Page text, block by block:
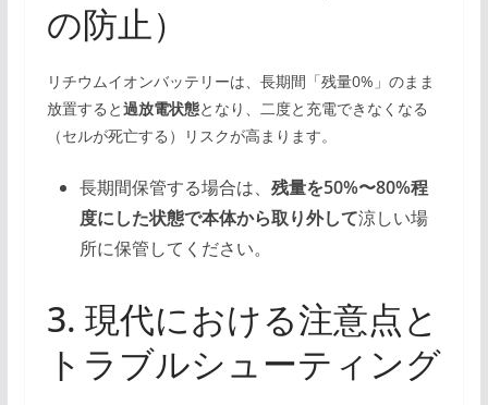
の防止）
リチウムイオンバッテリーは、長期間「残量0%」のまま
放置すると過放電状態となり、二度と充電できなくなる
（セルが死亡する）リスクが高まります。
長期間保管する場合は、 残量を50%〜80%程
度にした状態で本体から取り外して涼しい場
所に保管してください。
3. 現代における注意点と
トラブルシューティング